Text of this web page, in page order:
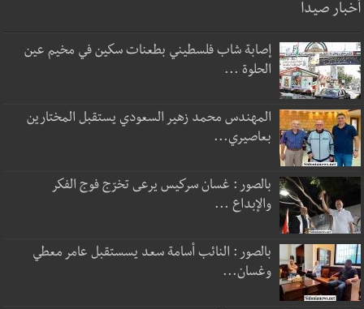
أخبار صيدا
إصابة شاب فلسطيني بطعنات سكين في مخيم عين
الحلوة ...
المهندس محمد زهير السعودي يستقبل المختارين
بعاصيري...
بالصور : غسان سركيس يرعى تخرّج فوج الفكر
والإبداع ...
بالصور : النائب أسامة سعد يسستقبل عامر معطي
وغسان...